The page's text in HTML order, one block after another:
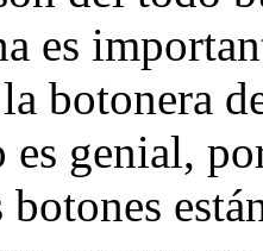
es
botonera
es genial,
botones